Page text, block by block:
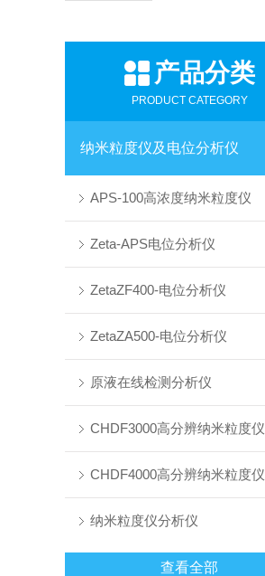
产品分类
PRODUCT CATEGORY
纳米粒度仪及电位分析仪
APS-100高浓度纳米粒度仪
Zeta-APS电位分析仪
ZetaZF400-电位分析仪
ZetaZA500-电位分析仪
原液在线检测分析仪
CHDF3000高分辨纳米粒度仪
CHDF4000高分辨纳米粒度仪
纳米粒度仪分析仪
查看全部